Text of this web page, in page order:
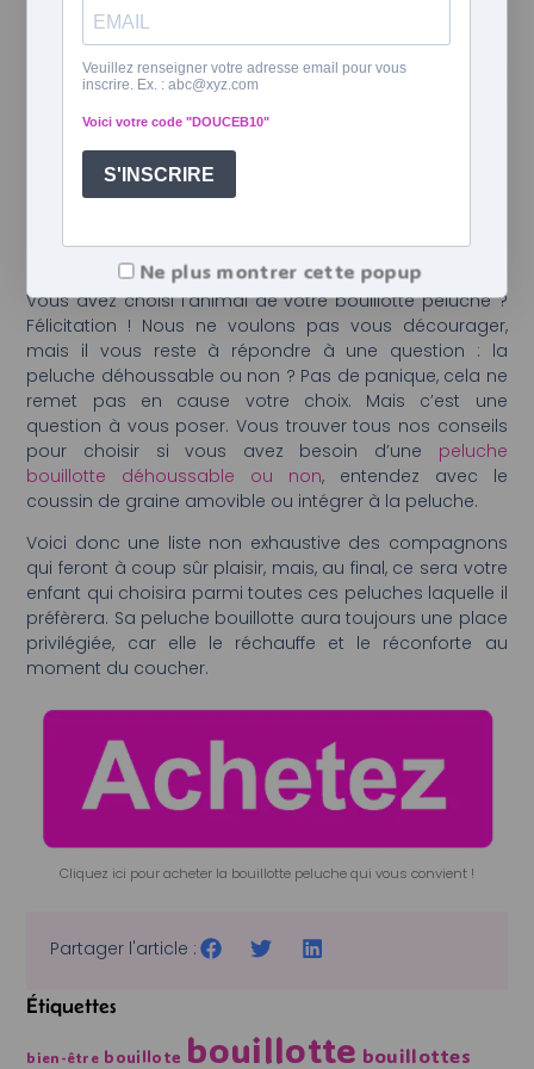
chaleureux !
La douceur des peluches est aussi un bon argument
pour choisir une bouillotte en forme d’animal. Elles sont
souvent recouverte de poils type fausse fourrure, plus
ou moins longs selon l’animal, qui sont tout doux. Quel
enfant peut résister à tant de douceur ?
déhoussable ou non ?
Vous avez choisi l’animal de votre bouillotte peluche ?
Félicitation ! Nous ne voulons pas vous décourager,
mais il vous reste à répondre à une question : la
peluche déhoussable ou non ? Pas de panique, cela ne
remet pas en cause votre choix. Mais c’est une
question à vous poser. Vous trouver tous nos conseils
pour choisir si vous avez besoin d’une peluche
bouillotte déhoussable ou non, entendez avec le
coussin de graine amovible ou intégrer à la peluche.
Voici donc une liste non exhaustive des compagnons
qui feront à coup sûr plaisir, mais, au final, ce sera votre
enfant qui choisira parmi toutes ces peluches laquelle il
préfèrera. Sa peluche bouillotte aura toujours une place
privilégiée, car elle le réchauffe et le réconforte au
moment du coucher.
Cliquez ici pour acheter la bouillotte peluche qui vous convient !
Partager l'article :
Étiquettes
bien-être bouillote bouillotte bouillottes
Ne plus montrer cette popup